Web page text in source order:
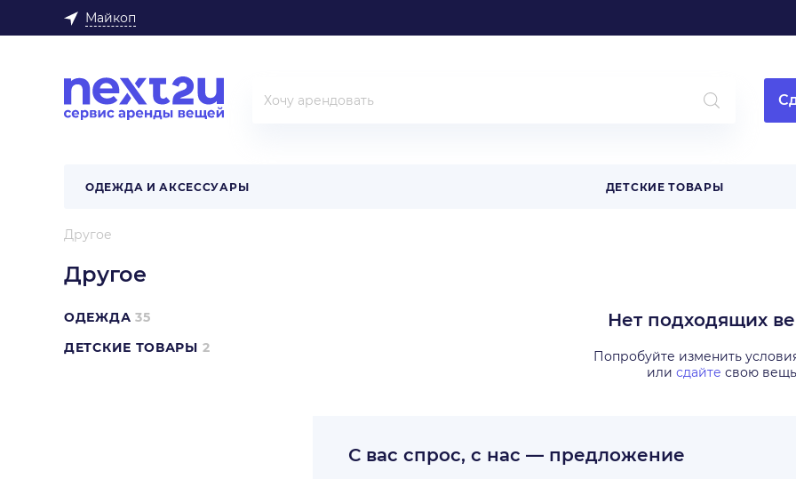
Майкоп
ОДЕЖДА И АКСЕССУАРЫ ДЕТСКИЕ ТОВАРЫ
Другое
Другое
ОДЕЖДА 35
ДЕТСКИЕ ТОВАРЫ 2
Нет подходящих
Попробуйте изменить
или сдайте свою вещь
С вас спрос, с нас — предложение